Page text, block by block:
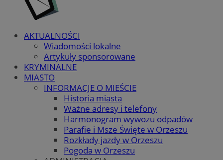
AKTUALNOŚCI
Wiadomości lokalne
Artykuły sponsorowane
KRYMINALNE
MIASTO
INFORMACJE O MIEŚCIE
Historia miasta
Ważne adresy i telefony
Harmonogram wywozu odpadów
Parafie i Msze Święte w Orzeszu
Rozkłady jazdy w Orzeszu
Pogoda w Orzeszu